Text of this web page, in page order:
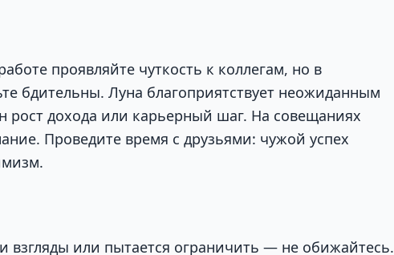
проявляйте чуткость к коллегам, но в
бдительны. Луна благоприятствует неожиданным
дохода или карьерный шаг. На совещаниях
Проведите время с друзьями: чужой успех
взгляды или пытается ограничить — не обижайтесь.